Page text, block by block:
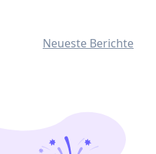
Neueste Berichte